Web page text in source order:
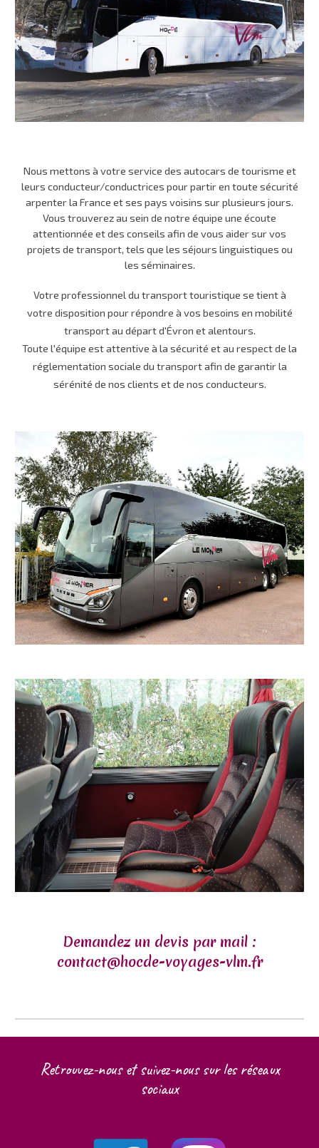
Nous mettons à votre service des autocars de tourisme et
leurs conducteur/conductrices pour partir en toute sécurité
arpenter la France et ses pays voisins sur plusieurs jours.
Vous trouverez au sein de notre équipe une écoute
attentionnée et des conseils afin de vous aider sur vos
projets de transport, tels que les séjours linguistiques ou
les séminaires.
Votre professionnel du transport touristique se tient à
votre disposition pour répondre à vos besoins en mobilité
transportau départ d'Évron et alentours.
Toute l'équipe est attentive à la sécurité et au respect de la
réglementation sociale du transport afin de garantir la
sérénité de nos clients et de nos conducteurs.
Demandez un devis par mail :
contact@hocde-voyages-vlm.fr
Retrouvez-nous et suivez-nous sur les réseaux
sociaux